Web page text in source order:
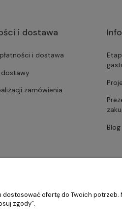
i dostawa
i dostawa
zamówienia
Blog
ofertę do Twoich
zgody".